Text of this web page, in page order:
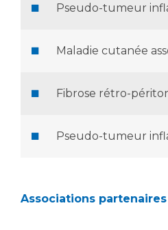
Pseudo-tumeur
Maladie cutanée
Fibrose rétro-
Pseudo-tumeur
Associations partenaires